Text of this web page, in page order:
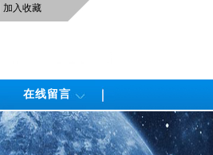
加入收藏
在线留言